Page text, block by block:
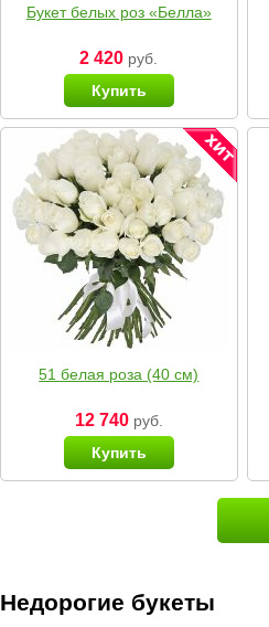
Букет белых роз «Белла»
2 420 руб.
Купить
51 белая роза (40 см)
12 740руб.
Купить
Недорогие букеты